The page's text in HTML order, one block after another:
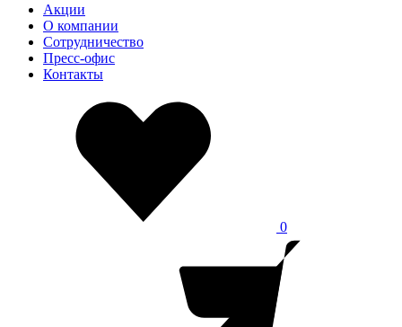
Акции
О компании
Сотрудничество
Пресс-офис
Контакты
0